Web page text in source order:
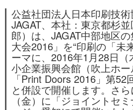
公益社団法人日本印刷技術
JAGAT、本社：東京都杉
郎）は、JAGAT中部地区
大会2016」を“印刷の「未
ーマに、2016年1月28日
小企業振興会館（吹上ホ
「Print Doors 2016」第
と併設で開催します。さ
（金）に「ジョイントセ